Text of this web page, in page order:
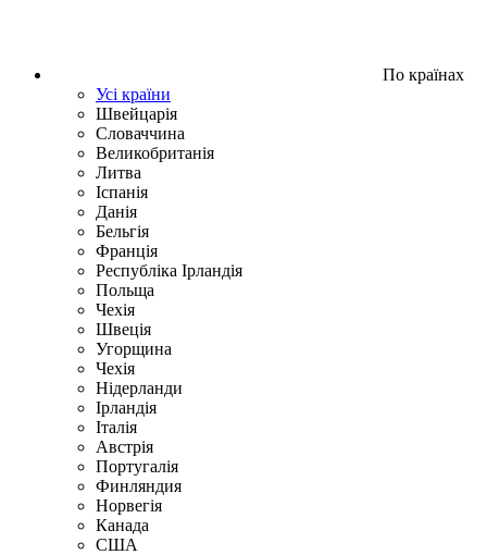
По країнах
Усі країни
Швейцарія
Словаччина
Великобританія
Литва
Іспанія
Данія
Бельгія
Франція
Республіка Ірландія
Польща
Чехія
Швецiя
Угорщина
Чехія
Нідерланди
Iрландія
Iталiя
Австрія
Португалія
Финляндия
Норвегія
Канада
США